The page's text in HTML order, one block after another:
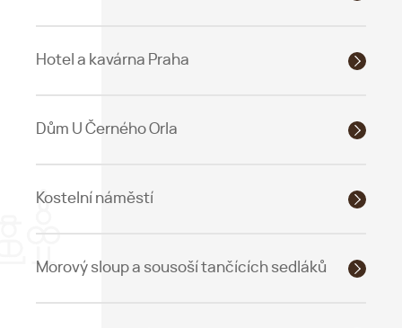
Hotel a kavárna Praha
Dům U Černého Orla
Kostelní náměstí
Morový sloup a sousoší tančících sedláků